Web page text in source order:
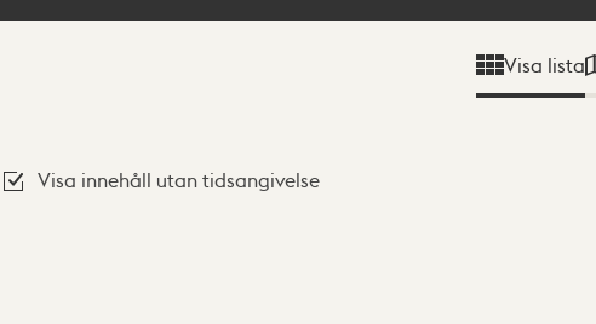
Visa lista
Visa innehåll utan tidsangivelse